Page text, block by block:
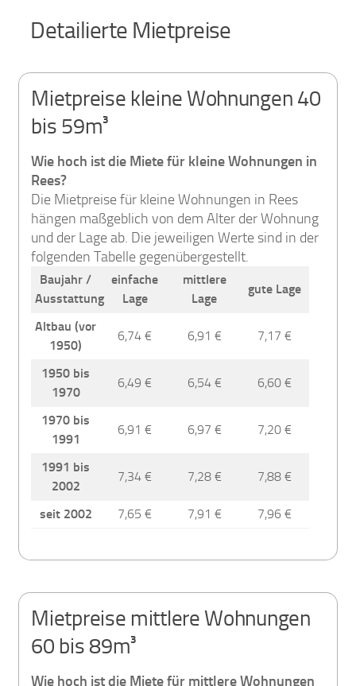
Detailierte Mietpreise
Mietpreise kleine Wohnungen 40
bis 59m³
Wie hoch ist die Miete für kleine Wohnungen in
Rees?
Die Mietpreise für kleine Wohnungen in Rees
hängen maßgeblich von dem Alter der Wohnung
und der Lage ab. Die jeweiligen Werte sind in der
folgenden Tabelle gegenübergestellt.
Baujahr /
Ausstattung
einfache
Lage
mittlere
Lage
gute Lage
Altbau (vor
1950)
6,74 € 6,91 € 7,17 €
1950 bis
1970
6,49 € 6,54 € 6,60 €
1970 bis
1991
6,91 € 6,97 € 7,20 €
1991 bis
2002
7,34 € 7,28 € 7,88 €
seit 2002 7,65 € 7,91 € 7,96 €
Mietpreise mittlere Wohnungen
60 bis 89m³
Wie hoch ist die Miete für mittlere Wohnungen